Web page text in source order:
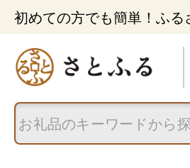
初めての方でも簡単！ふる